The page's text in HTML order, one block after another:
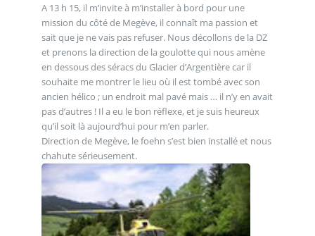
A 13 h 15, il m’invite à m’installer à bord pour une
mission du côté de Megève, il connaît ma passion et
sait que je ne vais pas refuser. Nous décollons de la DZ
et prenons la direction de la goulotte qui nous amène
en dessous des séracs du Glacier d’Argentière car il
souhaite me montrer le lieu où il est tombé avec son
ancien hélico ; un endroit mal pavé mais … il n’y en avait
pas d’autres ! Il a eu le bon réflexe, et je suis heureux
qu’il soit là aujourd’hui pour m’en parler.
Direction de Megève, le foehn s’est bien installé et nous
chahute sérieusement.